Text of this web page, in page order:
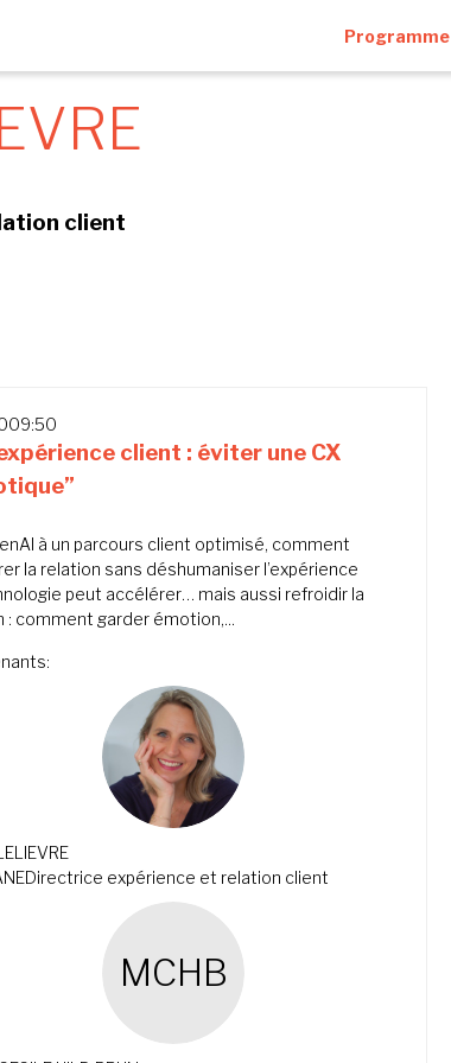
Programme
client
09:50
client : éviter une CX
à un parcours client optimisé, comment
la relation sans déshumaniser l’expérience
peut accélérer… mais aussi refroidir la
: comment garder émotion,...
:
AL
Directrice expérience et relation client
MCHB